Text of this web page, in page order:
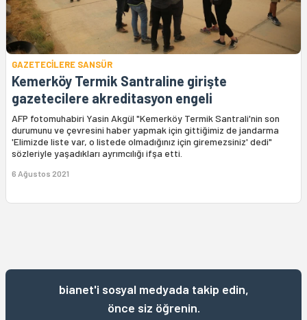
GAZETECİLERE SANSÜR
Kemerköy Termik Santraline girişte
gazetecilere akreditasyon engeli
AFP fotomuhabiri Yasin Akgül "Kemerköy Termik Santrali'nin son
durumunu ve çevresini haber yapmak için gittiğimiz de jandarma
'Elimizde liste var, o listede olmadığınız için giremezsiniz' dedi"
sözleriyle yaşadıkları ayrımcılığı ifşa etti.
6 Ağustos 2021
bianet'i sosyal medyada takip edin,
önce siz öğrenin.